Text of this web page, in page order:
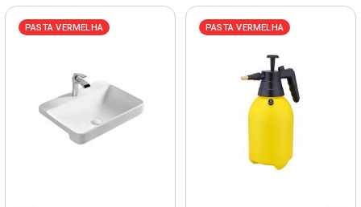
PASTA VERMELHA PASTA VERMELHA